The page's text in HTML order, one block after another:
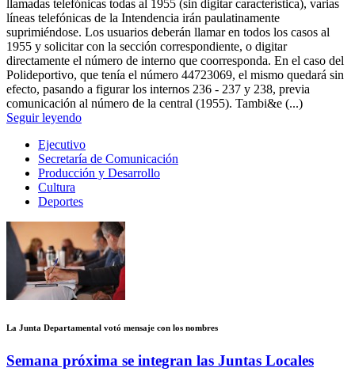
llamadas telefónicas todas al 1955 (sin digitar característica), varias
líneas telefónicas de la Intendencia irán paulatinamente
suprimiéndose. Los usuarios deberán llamar en todos los casos al
1955 y solicitar con la sección correspondiente, o digitar
directamente el número de interno que coorresponda. En el caso del
Polideportivo, que tenía el número 44723069, el mismo quedará sin
efecto, pasando a figurar los internos 236 - 237 y 238, previa
comunicación al número de la central (1955). Tambi&e (...)
Seguir leyendo
Ejecutivo
Secretaría de Comunicación
Producción y Desarrollo
Cultura
Deportes
La Junta Departamental votó mensaje con los nombres
Semana próxima se integran las Juntas Locales